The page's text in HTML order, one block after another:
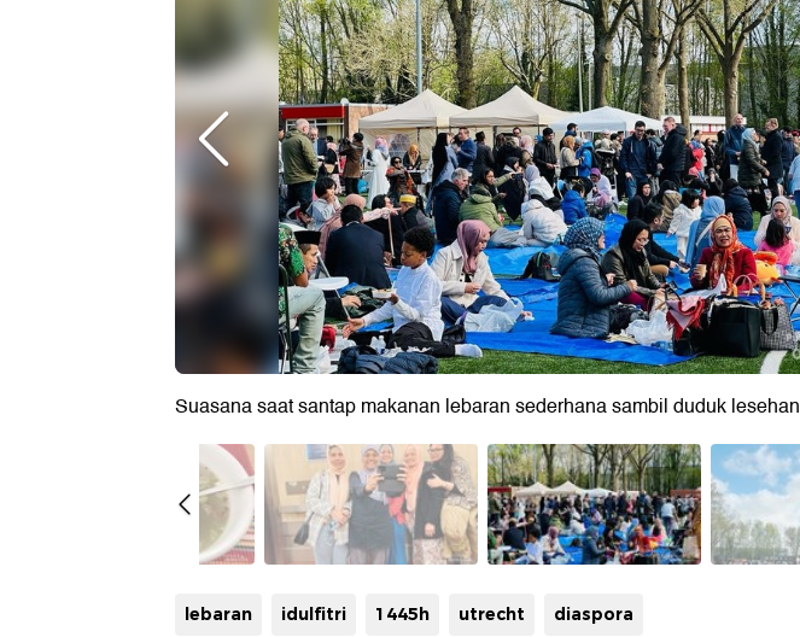
Suasana saat santap makanan lebaran sederhana sambil duduk lesehan
lebaran idulfitri 1445h utrecht diaspora